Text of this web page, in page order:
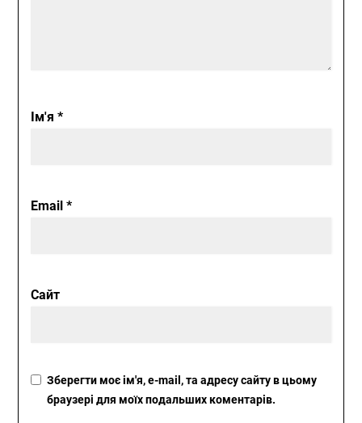
Ім'я*
Email*
Сайт
Зберегти моє ім'я, e-mail, та адресу сайту в цьому
браузері для моїх подальших коментарів.